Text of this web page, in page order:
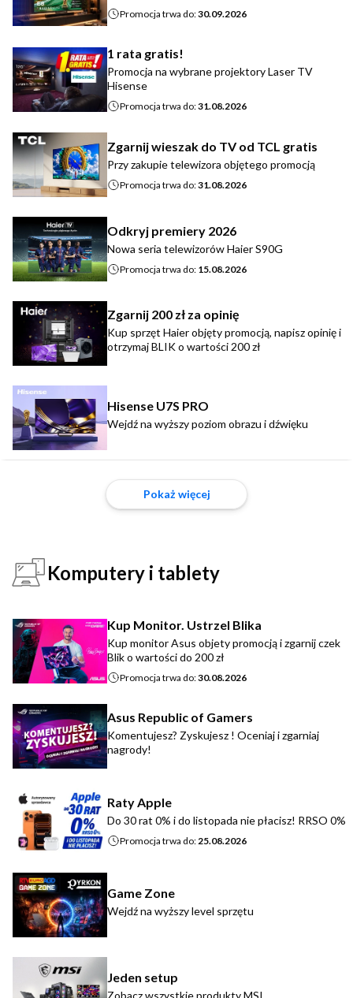
Promocja trwa do:30.09.2026
1 rata gratis!
Promocja na wybrane projektory Laser TV
Hisense
Promocja trwa do:31.08.2026
Zgarnij wieszak do TV od TCL gratis
Przy zakupie telewizora objętego promocją
Promocja trwa do:31.08.2026
Odkryj premiery 2026
Nowa seria telewizorów Haier S90G
Promocja trwa do: 15.08.2026
Zgarnij 200 zł za opinię
Kup sprzęt Haier objęty promocją, napisz opinię i
otrzymaj BLIK o wartości 200 zł
Hisense U7S PRO
Wejdź na wyższy poziom obrazu i dźwięku
Pokaż więcej
Komputery i tablety
Kup Monitor. Ustrzel Blika
Kup monitor Asus objety promocją i zgarnij czek
Blik o wartości do 200 zł
Promocja trwa do:30.08.2026
Asus Republic of Gamers
Komentujesz? Zyskujesz ! Oceniaj i zgarniaj
nagrody!
Raty Apple
Do 30 rat 0% i do listopada nie płacisz! RRSO 0%
Promocja trwa do: 25.08.2026
Game Zone
Wejdź na wyższy level sprzętu
Jeden setup
Zobacz wszystkie produkty MSI